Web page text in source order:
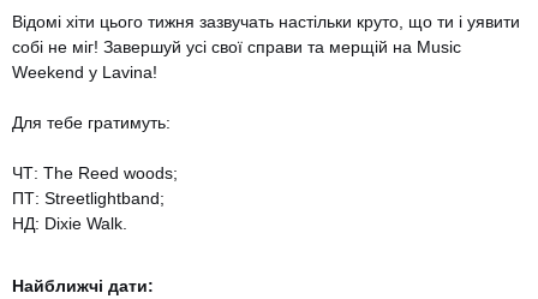
Відомі хіти цього тижня зазвучать настільки круто, що ти і уявити
собі не міг! Завершуй усі свої справи та мерщій на Music
Weekend у Lavina!
Для тебе гратимуть:
ЧТ: The Reed woods;
ПТ: Streetlightband;
НД: Dixie Walk.
Найближчі дати: